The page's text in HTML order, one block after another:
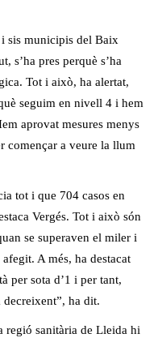
i sis municipis del Baix
s’ha pres perquè s’ha
Tot i això, ha alertat,
seguim en nivell 4 i hem
aprovat mesures menys
començar a veure la llum
tot i que 704 casos en
Vergés. Tot i això són
se superaven el miler i
A més, ha destacat
per sota d’1 i per tant,
decreixent”, ha dit.
regió sanitària de Lleida hi